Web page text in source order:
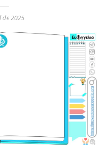
de 2025